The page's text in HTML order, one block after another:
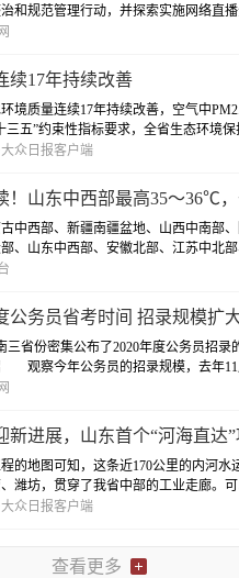
和规范管理行动，并探索实施网络直
网络直播带货管理规则，形成激励正能
续17年持续改善
境质量连续17年持续改善，空气中
三五”约束性指标要求，全省生态环境
全省万元GDP能耗比上年下降3.27%，
众日报客户端
！山东中西部最高35～36℃
中西部、新疆南疆盆地、山西中南部
、山东中西部、安徽北部、江苏中北部
温35～36℃，其中，新疆南疆盆地、山
公务员省考时间 招录规模扩
三省份密集公布了2020年度公务员招录
观察今年公务员的招录规模，去年11
2.4万人，相比于上年度1.45万余人的招
新进展，山东首个“河海直达
的地图可知，这条近170公里的内河水
潍坊，贯穿了我省中部的工业走廊。
港与沿海港实现顺畅联通，河海联运带
众日报客户端
查看更多